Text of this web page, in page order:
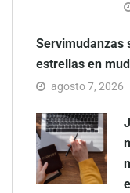
Servimudanzas
estrellas en
agosto 7, 2026